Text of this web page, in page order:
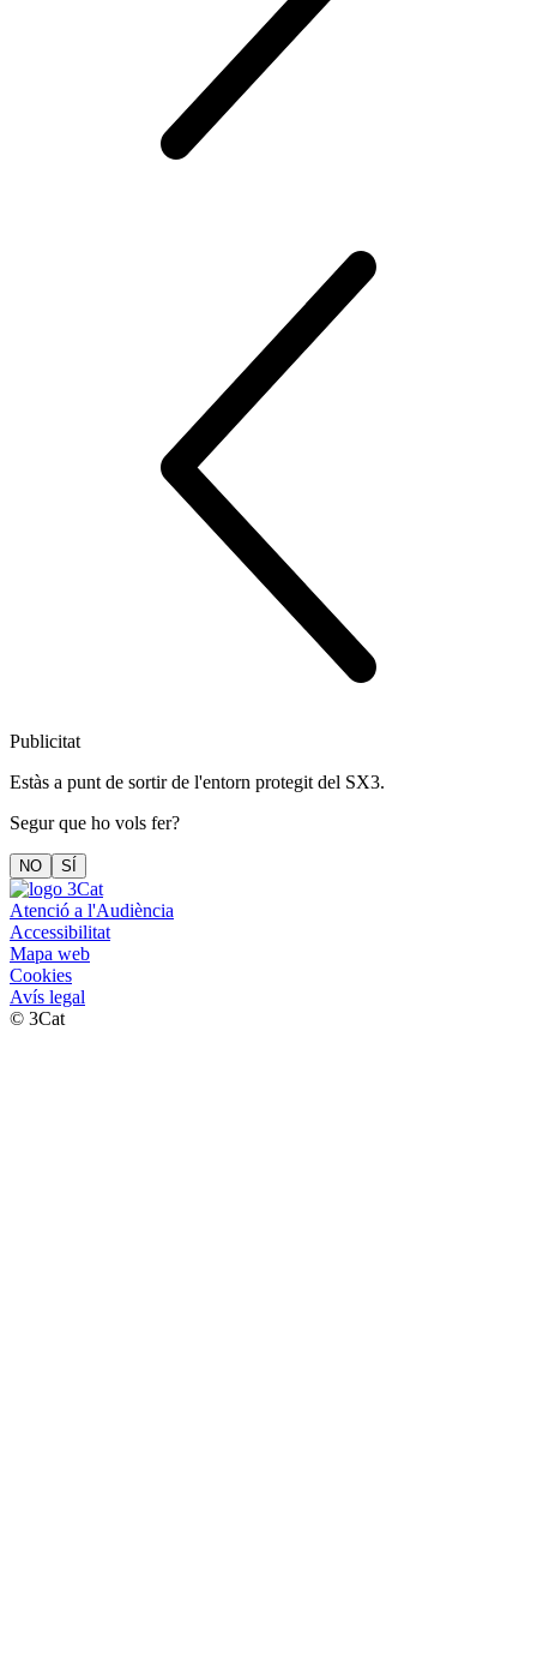
Publicitat
Estàs a punt de sortir de l'entorn protegit del SX3.
Segur que ho vols fer?
NO SÍ
Atenció a l'Audiència
Accessibilitat
Mapa web
Cookies
Avís legal
© 3Cat